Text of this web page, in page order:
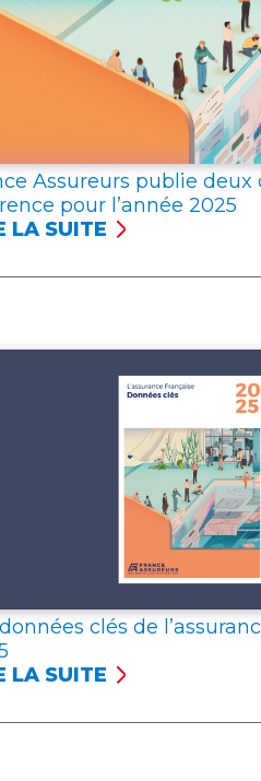
Assureurs publie
pour l’année 2025
LA SUITE
clés de
LA SUITE